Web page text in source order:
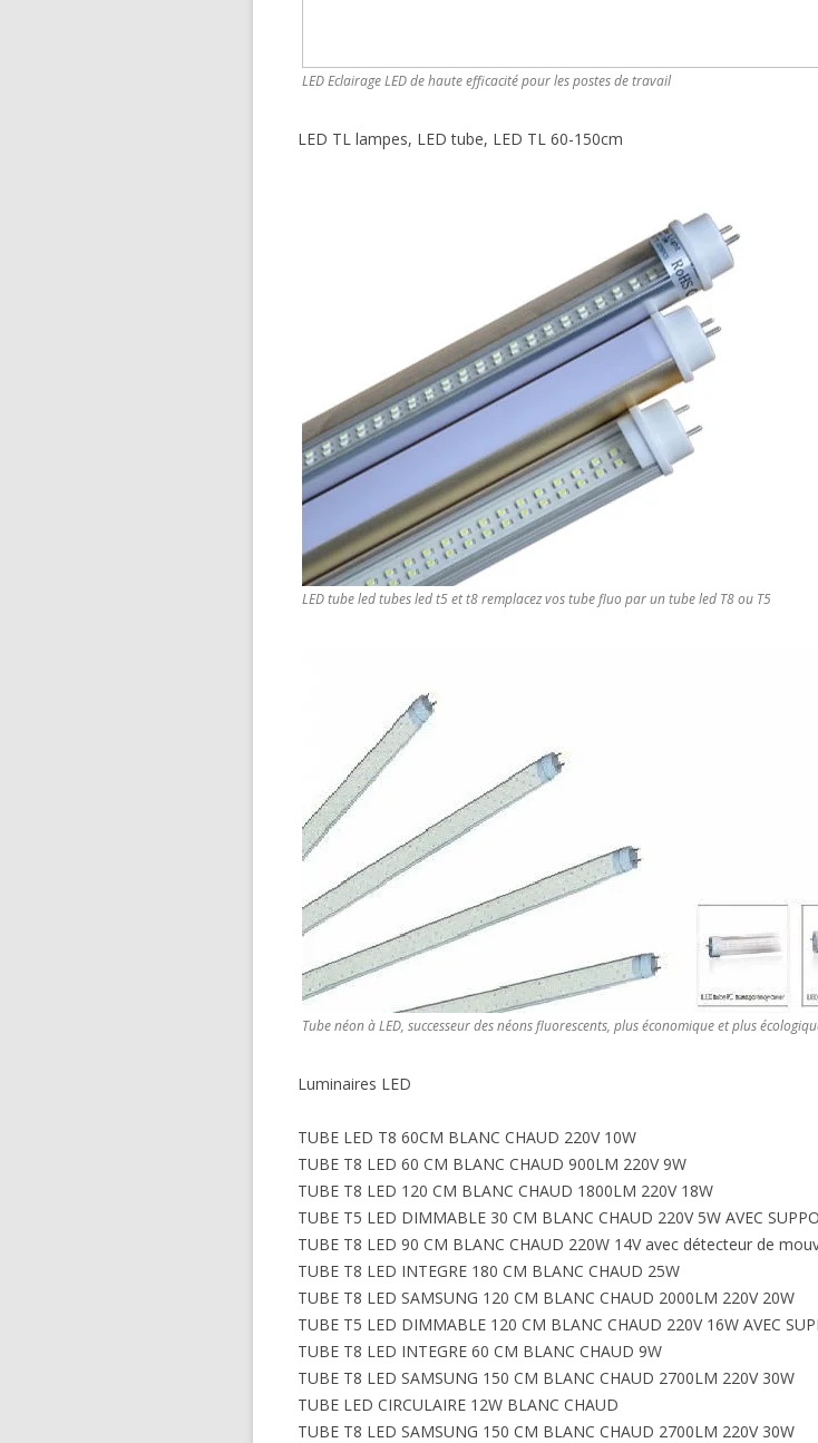
LED Eclairage LED de haute efficacité pour les postes de travail
LED TL lampes, LED tube, LED TL 60-150cm
LED tube led tubes led t5 et t8 remplacez vos tube fluo par un tube led T8 ou T5
Tube néon à LED, successeur des néons fluorescents, plus économique et plus
Luminaires LED
TUBE LED T8 60CM BLANC CHAUD 220V 10W
TUBE T8 LED 60 CM BLANC CHAUD 900LM 220V 9W
TUBE T8 LED 120 CM BLANC CHAUD 1800LM 220V 18W
TUBE T5 LED DIMMABLE 30 CM BLANC CHAUD 220V 5W AVEC
TUBE T8 LED 90 CM BLANC CHAUD 220W 14V avec détecteur de
TUBE T8 LED INTEGRE 180 CM BLANC CHAUD 25W
TUBE T8 LED SAMSUNG 120 CM BLANC CHAUD 2000LM 220V 20W
TUBE T5 LED DIMMABLE 120 CM BLANC CHAUD 220V 16W AVEC
TUBE T8 LED INTEGRE 60 CM BLANC CHAUD 9W
TUBE T8 LED SAMSUNG 150 CM BLANC CHAUD 2700LM 220V 30W
TUBE LED CIRCULAIRE 12W BLANC CHAUD
TUBE T8 LED SAMSUNG 150 CM BLANC CHAUD 2700LM 220V 30W